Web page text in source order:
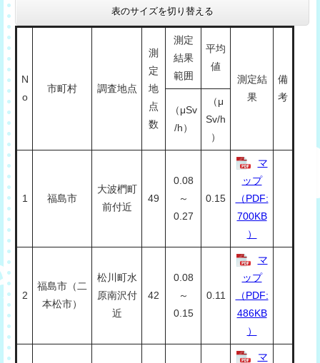
表のサイズを切り替える
N
o
市町村 調査地点
測
定
地
点
数
測定
結果
範囲
平均
値
測定結
果
備
考
（μSv
/h）
（μ
Sv/h
）
1 福島市
大波椚町
前付近
49
0.08
～
0.27
0.15
マ
ップ
（PDF:
700KB
）
2
福島市（二
本松市）
松川町水
原南沢付
近
42
0.08
～
0.15
0.11
マ
ップ
（PDF:
486KB
）
マ